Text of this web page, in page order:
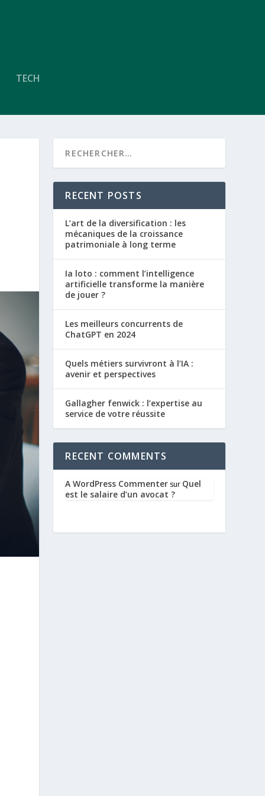
TECH
RECENT POSTS
L’art de la diversification : les
mécaniques de la croissance
patrimoniale à long terme
Ia loto : comment l’intelligence
artificielle transforme la manière
de jouer ?
Les meilleurs concurrents de
ChatGPT en 2024
Quels métiers survivront à l’IA :
avenir et perspectives
Gallagher fenwick : l’expertise au
service de votre réussite
RECENT COMMENTS
A WordPress Commenter sur Quel
est le salaire d’un avocat ?